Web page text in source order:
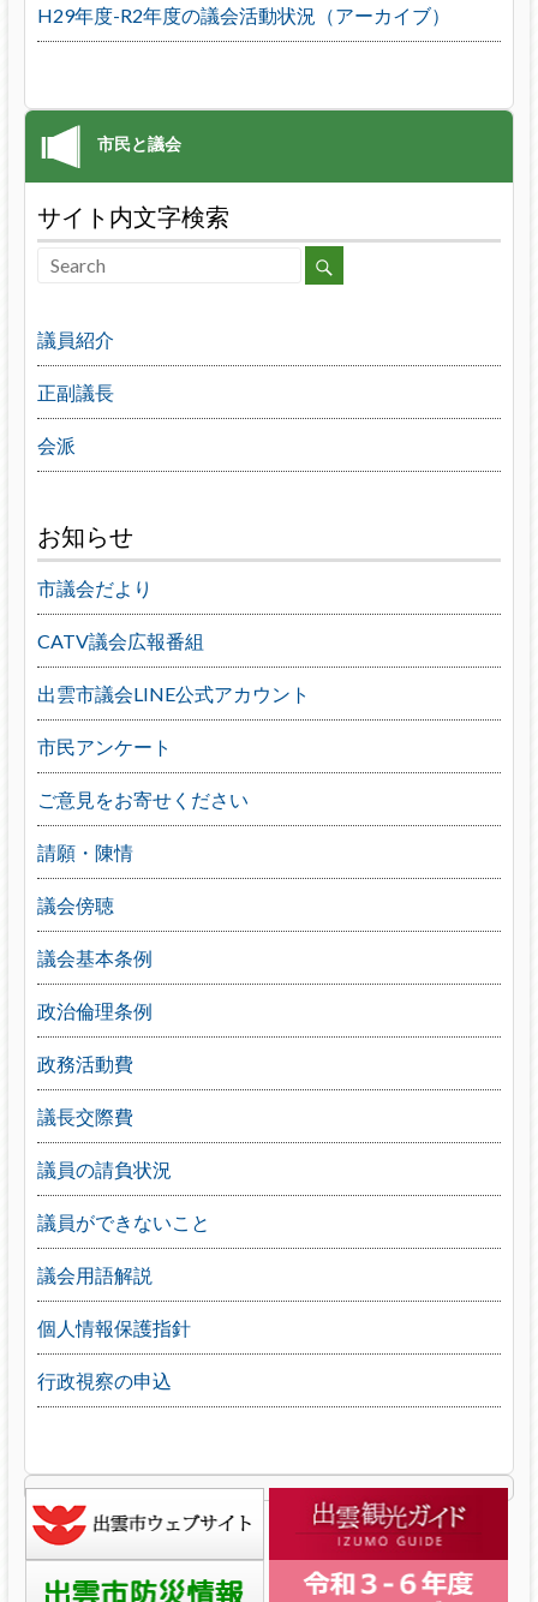
H29年度-R2年度の議会活動状況（アーカイブ）
サイト内文字検索
議員紹介
正副議長
会派
お知らせ
市議会だより
CATV議会広報番組
出雲市議会LINE公式アカウント
市民アンケート
ご意見をお寄せください
請願・陳情
議会傍聴
議会基本条例
政治倫理条例
政務活動費
議長交際費
議員の請負状況
議員ができないこと
議会用語解説
個人情報保護指針
行政視察の申込